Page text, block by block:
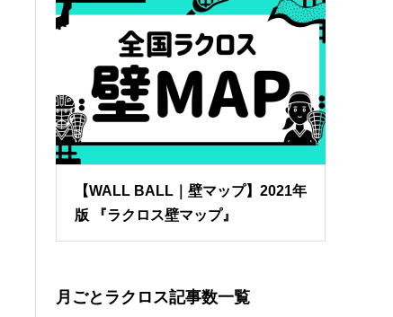
【WALL BALL｜壁マップ】2021年
版 『ラクロス壁マップ』
月ごとラクロス記事数一覧